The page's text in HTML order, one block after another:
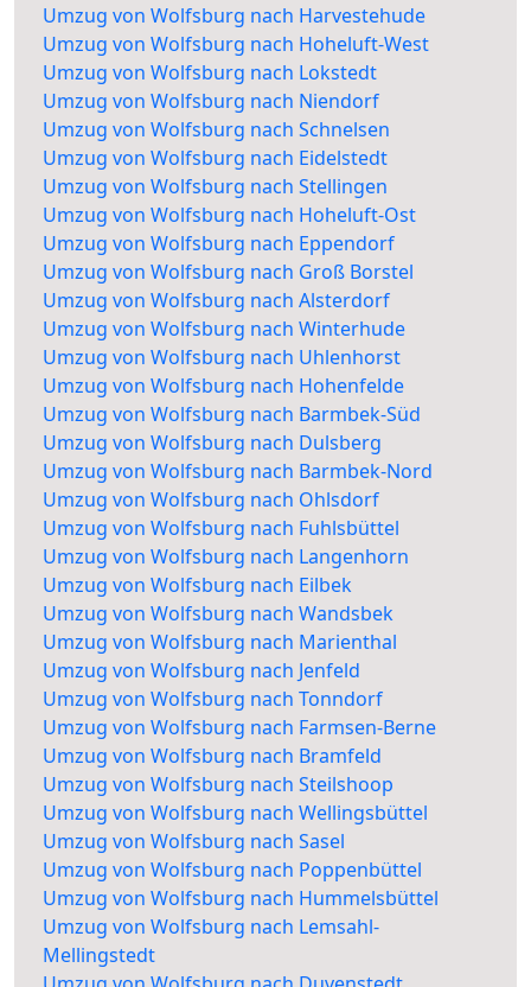
Umzug von Wolfsburg nach Harvestehude
Umzug von Wolfsburg nach Hoheluft-West
Umzug von Wolfsburg nach Lokstedt
Umzug von Wolfsburg nach Niendorf
Umzug von Wolfsburg nach Schnelsen
Umzug von Wolfsburg nach Eidelstedt
Umzug von Wolfsburg nach Stellingen
Umzug von Wolfsburg nach Hoheluft-Ost
Umzug von Wolfsburg nach Eppendorf
Umzug von Wolfsburg nach Groß Borstel
Umzug von Wolfsburg nach Alsterdorf
Umzug von Wolfsburg nach Winterhude
Umzug von Wolfsburg nach Uhlenhorst
Umzug von Wolfsburg nach Hohenfelde
Umzug von Wolfsburg nach Barmbek-Süd
Umzug von Wolfsburg nach Dulsberg
Umzug von Wolfsburg nach Barmbek-Nord
Umzug von Wolfsburg nach Ohlsdorf
Umzug von Wolfsburg nach Fuhlsbüttel
Umzug von Wolfsburg nach Langenhorn
Umzug von Wolfsburg nach Eilbek
Umzug von Wolfsburg nach Wandsbek
Umzug von Wolfsburg nach Marienthal
Umzug von Wolfsburg nach Jenfeld
Umzug von Wolfsburg nach Tonndorf
Umzug von Wolfsburg nach Farmsen-Berne
Umzug von Wolfsburg nach Bramfeld
Umzug von Wolfsburg nach Steilshoop
Umzug von Wolfsburg nach Wellingsbüttel
Umzug von Wolfsburg nach Sasel
Umzug von Wolfsburg nach Poppenbüttel
Umzug von Wolfsburg nach Hummelsbüttel
Umzug von Wolfsburg nach Lemsahl-
Mellingstedt